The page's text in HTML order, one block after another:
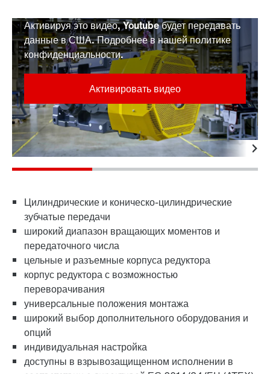
Активируя это видео, Youtube будет передавать
данные в США. Подробнее в нашей политике
конфиденциальности.
ХарактеристикиТехнические данныеОбласти
Цилиндрические и коническо-цилиндрические
зубчатые передачи
широкий диапазон вращающих моментов и
передаточного числа
цельные и разъемные корпуса редуктора
корпус редуктора с возможностью
переворачивания
универсальные положения монтажа
широкий выбор дополнительного оборудования и
опций
индивидуальная настройка
доступны в взрывозащищенном исполнении в